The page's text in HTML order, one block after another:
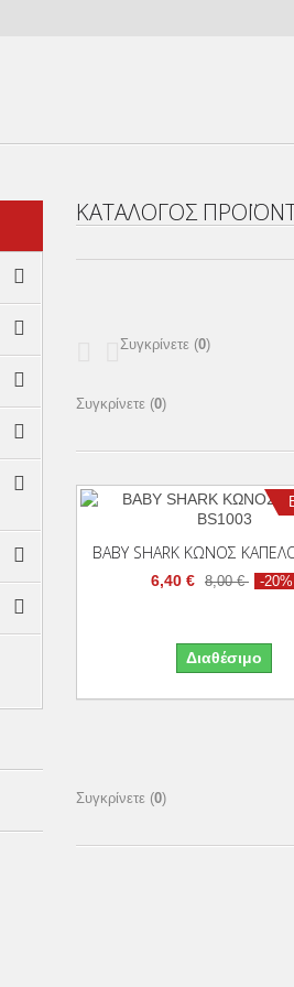
ΚΑΤΆΛΟΓΟΣ
Συγκρίνετε (0)
Συγκρίνετε (0)
BABY SHARK ΚΩΝΟΣ
6,40 € 8,00 € -20%
Διαθέσιμο
Συγκρίνετε (0)